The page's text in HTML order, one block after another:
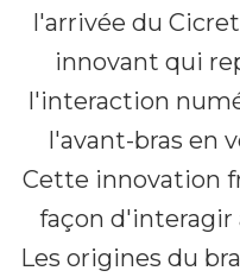
l'arrivée du
innovant qui
l'interaction
l'avant-bras en
Cette innovation
façon d'interagir
Les origines du